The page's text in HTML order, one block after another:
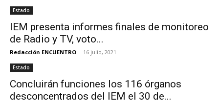
Estado
IEM presenta informes finales de monitoreo
de Radio y TV, voto...
Redacción ENCUENTRO - 16 julio, 2021
Estado
Concluirán funciones los 116 órganos
desconcentrados del IEM el 30 de...